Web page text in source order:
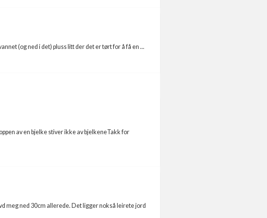
(og ned i det) pluss litt der det er tørt for å få en ...
av en bjelke stiver ikke av bjelkeneTakk for
meg ned 30cm allerede. Det ligger nokså leirete jord